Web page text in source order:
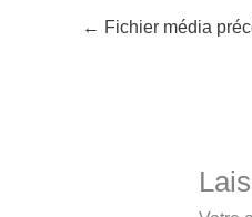
← Fichier média